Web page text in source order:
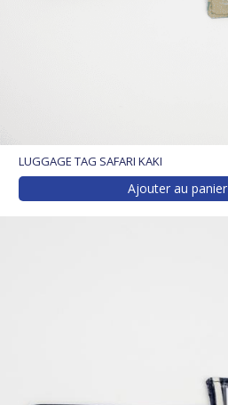
LUGGAGE TAG SAFARI KAKI
Ajouter au panier